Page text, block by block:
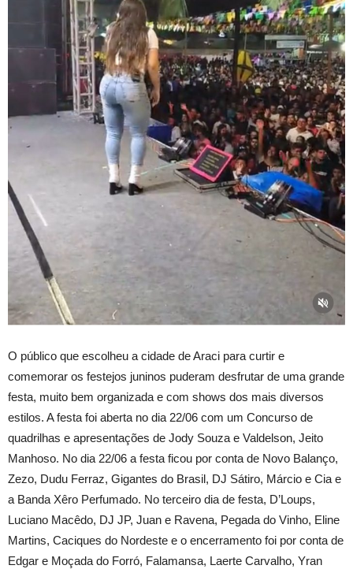
O público que escolheu a cidade de Araci para curtir e
comemorar os festejos juninos puderam desfrutar de uma grande
festa, muito bem organizada e com shows dos mais diversos
estilos. A festa foi aberta no dia 22/06 com um Concurso de
quadrilhas e apresentações de Jody Souza e Valdelson, Jeito
Manhoso. No dia 22/06 a festa ficou por conta de Novo Balanço,
Zezo, Dudu Ferraz, Gigantes do Brasil, DJ Sátiro, Márcio e Cia e
a Banda Xêro Perfumado. No terceiro dia de festa, D’Loups,
Luciano Macêdo, DJ JP, Juan e Ravena, Pegada do Vinho, Eline
Martins, Caciques do Nordeste e o encerramento foi por conta de
Edgar e Moçada do Forró, Falamansa, Laerte Carvalho, Yran